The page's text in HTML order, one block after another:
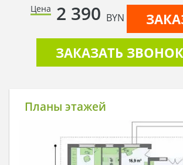
Цена 2 390 BYN
ЗАКАЗАТЬ ЗВОНОК
Планы этажей